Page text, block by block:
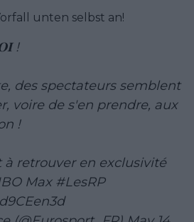
unten selbst an!
!
des spectateurs semblent
voire de s'en prendre, aux
!
à retrouver en exclusivité
Max #LesRP